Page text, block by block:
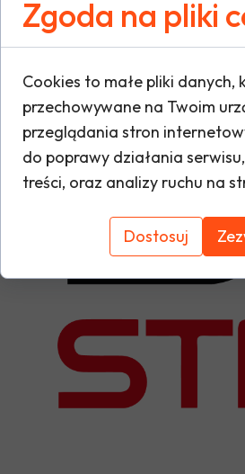
Zgoda na pliki
Cookies to małe pliki danych,
przechowywane na Twoim
przeglądania stron
do poprawy działania
treści, oraz analizy ruchu na
Dostosuj